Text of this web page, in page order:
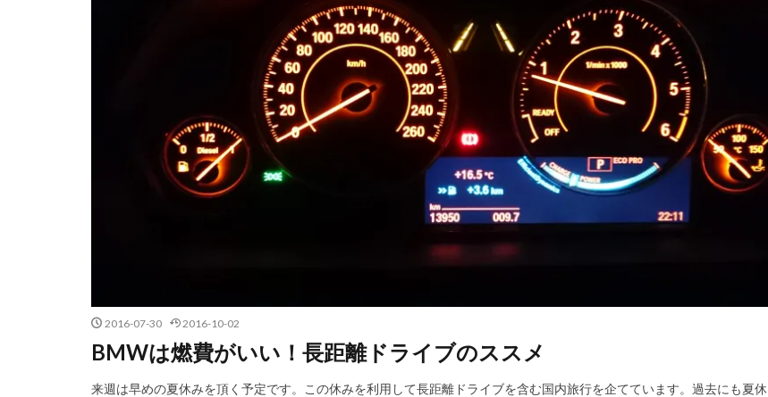
2016-07-30 2016-10-02
BMWは燃費がいい！長距離ドライブのススメ
来週は早めの夏休みを頂く予定です。この休みを利用して長距離ドライブを含む国内旅行を企てています。過去にも夏休